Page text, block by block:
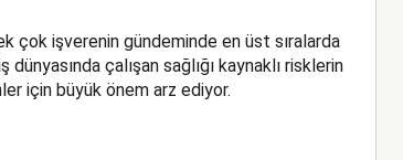
çok işverenin gündeminde en üst sıralarda
çalışan sağlığı kaynaklı risklerin
için büyük önem arz ediyor.